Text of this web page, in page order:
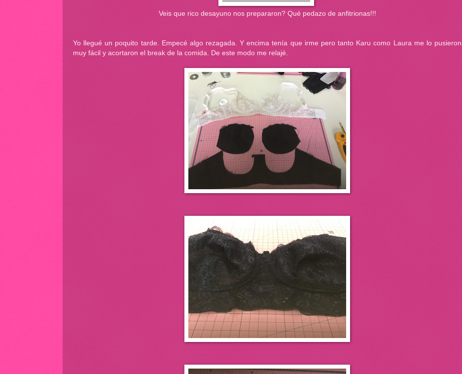
Veis que rico desayuno nos prepararon? Qué pedazo de anfitrionas!!!
Yo llegué un poquito tarde. Empecé algo rezagada. Y encima tenía que irme pero tanto Karu como Laura me lo pusieron
muy fácil y acortaron el break de la comida. De este modo me relajé.